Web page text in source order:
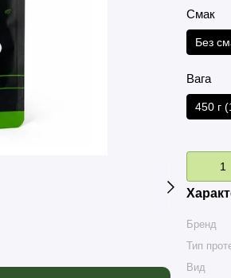
Смак
Без
Вага
450 г
Бренд
Тип
Вид